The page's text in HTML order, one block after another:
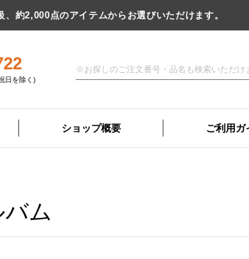
、約2,000点のアイテムからお選びいただけます。
日を除く)
ショップ概要 ご利用ガ
ム